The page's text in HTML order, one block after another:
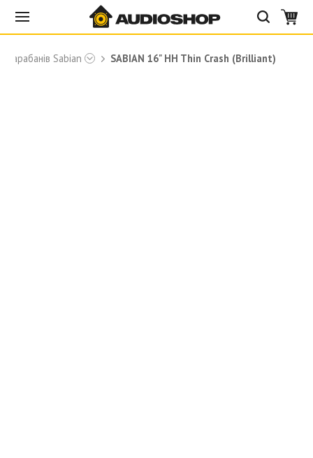
барабанів Sabian SABIAN 16" HH Thin Crash (Brilliant)